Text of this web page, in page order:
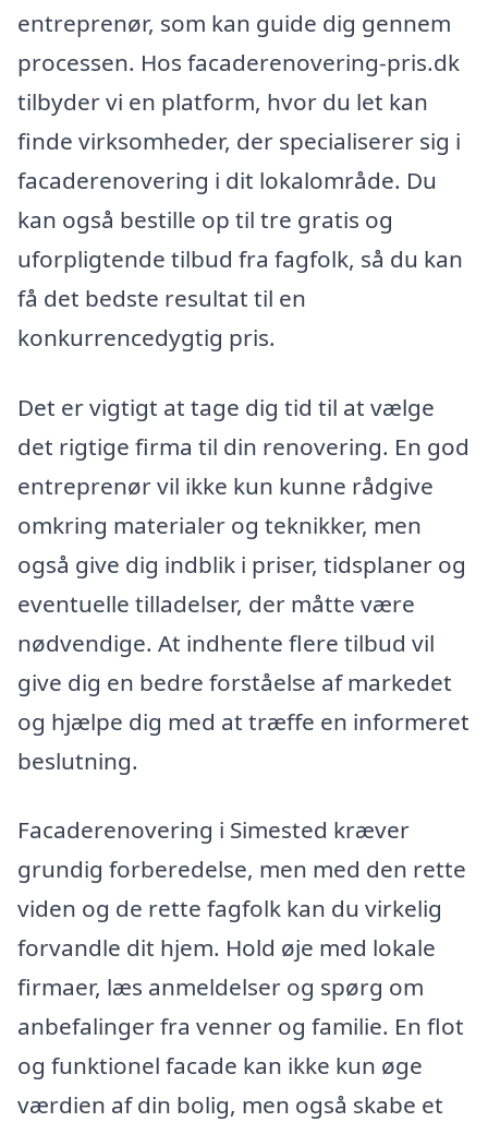
entreprenør, som kan guide dig gennem
processen. Hos facaderenovering-pris.dk
tilbyder vi en platform, hvor du let kan
finde virksomheder, der specialiserer sig i
facaderenovering i dit lokalområde. Du
kan også bestille op til tre gratis og
uforpligtende tilbud fra fagfolk, så du kan
få det bedste resultat til en
konkurrencedygtig pris.
Det er vigtigt at tage dig tid til at vælge
det rigtige firma til din renovering. En god
entreprenør vil ikke kun kunne rådgive
omkring materialer og teknikker, men
også give dig indblik i priser, tidsplaner og
eventuelle tilladelser, der måtte være
nødvendige. At indhente flere tilbud vil
give dig en bedre forståelse af markedet
og hjælpe dig med at træffe en informeret
beslutning.
Facaderenovering i Simested kræver
grundig forberedelse, men med den rette
viden og de rette fagfolk kan du virkelig
forvandle dit hjem. Hold øje med lokale
firmaer, læs anmeldelser og spørg om
anbefalinger fra venner og familie. En flot
og funktionel facade kan ikke kun øge
værdien af din bolig, men også skabe et